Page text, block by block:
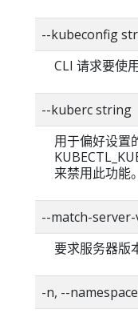
--kubeconfig
CLI 请求要使
--kuberc string
用于偏好设置
来禁用此功能。
--match-
要求服务器版
-n, --